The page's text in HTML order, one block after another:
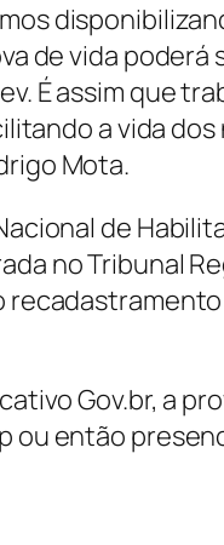
de vida
É assim que
a vida
Mota.
de
no Tribunal
Gov.br, a
ou então